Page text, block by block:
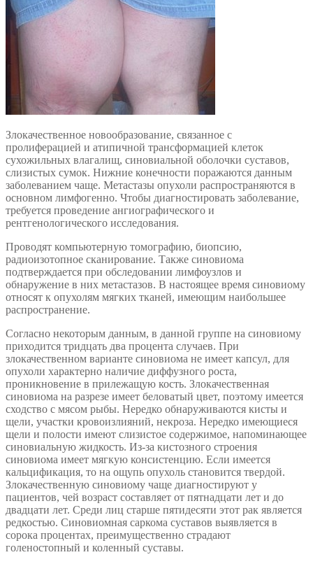
Злокачественное новообразование, связанное с
пролиферацией и атипичной трансформацией клеток
сухожильных влагалищ, синовиальной оболочки суставов,
слизистых сумок. Нижние конечности поражаются данным
заболеванием чаще. Метастазы опухоли распространяются в
основном лимфогенно. Чтобы диагностировать заболевание,
требуется проведение ангиографического и
рентгенологического исследования.
Проводят компьютерную томографию, биопсию,
радиоизотопное сканирование. Также синовиома
подтверждается при обследовании лимфоузлов и
обнаружение в них метастазов. В настоящее время синовиому
относят к опухолям мягких тканей, имеющим наибольшее
распространение.
Согласно некоторым данным, в данной группе на синовиому
приходится тридцать два процента случаев. При
злокачественном варианте синовиома не имеет капсул, для
опухоли характерно наличие диффузного роста,
проникновение в прилежащую кость. Злокачественная
синовиома на разрезе имеет беловатый цвет, поэтому имеется
сходство с мясом рыбы. Нередко обнаруживаются кисты и
щели, участки кровоизлияний, некроза. Нередко имеющиеся
щели и полости имеют слизистое содержимое, напоминающее
синовиальную жидкость. Из-за кистозного строения
синовиома имеет мягкую консистенцию. Если имеется
кальцификация, то на ощупь опухоль становится твердой.
Злокачественную синовиому чаще диагностируют у
пациентов, чей возраст составляет от пятнадцати лет и до
двадцати лет. Среди лиц старше пятидесяти этот рак является
редкостью. Синовиомная саркома суставов выявляется в
сорока процентах, преимущественно страдают
голеностопный и коленный суставы.